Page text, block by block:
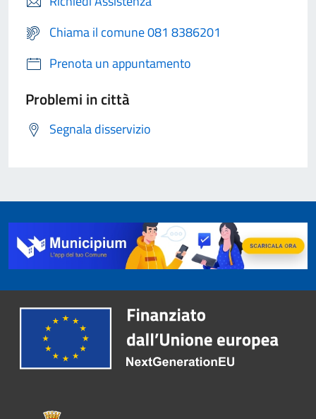
Chiama il comune 081 8386201
Prenota un appuntamento
Problemi in città
Segnala disservizio